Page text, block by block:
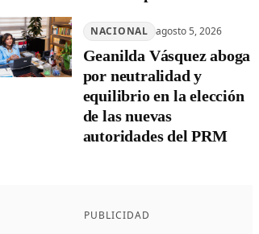
NACIONAL agosto 5, 2026
Geanilda Vásquez aboga
por neutralidad y
equilibrio en la elección
de las nuevas
autoridades del PRM
PUBLICIDAD